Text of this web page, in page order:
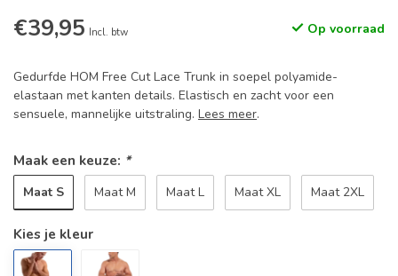
€39,95 Incl. btw Op voorraad
Gedurfde HOM Free Cut Lace Trunk in soepel polyamide-
elastaan met kanten details. Elastisch en zacht voor een
sensuele, mannelijke uitstraling. Lees meer.
Maak een keuze: *
Maat S Maat M Maat L Maat XL Maat 2XL
Kies je kleur